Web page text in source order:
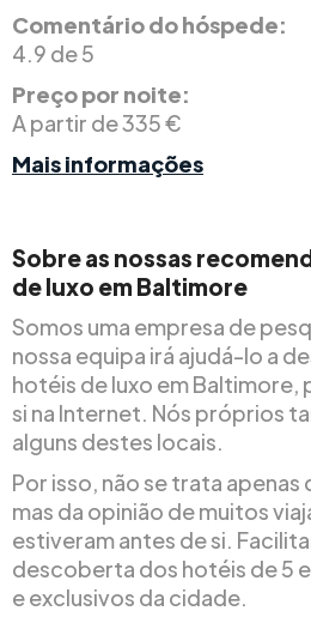
Comentário do hóspede:
4.9 de 5
Preço por noite:
A partir de 335 €
Mais informações
Sobre as nossas
de luxo em Baltimore
Somos uma empresa de
nossa equipa irá ajudá-lo a
hotéis de luxo em
si na Internet. Nós próprios
alguns destes locais.
Por isso, não se trata apenas
mas da opinião de muitos
estiveram antes de si.
descoberta dos hotéis de 5
e exclusivos da cidade.